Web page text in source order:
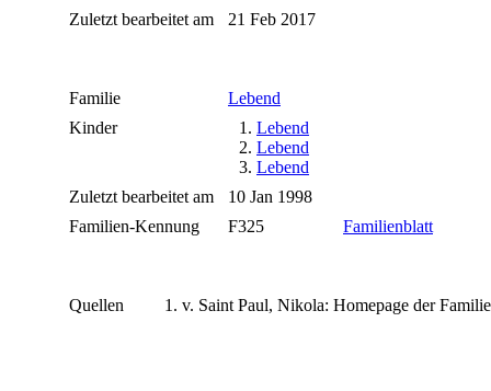
Zuletzt bearbeitet am
21 Feb 2017
Familie
Lebend
Kinder
1. Lebend
2. Lebend
3. Lebend
Zuletzt bearbeitet am
10 Jan 1998
Familien-Kennung
F325 Familienblatt
Quellen v. Saint Paul, Nikola: Homepage der